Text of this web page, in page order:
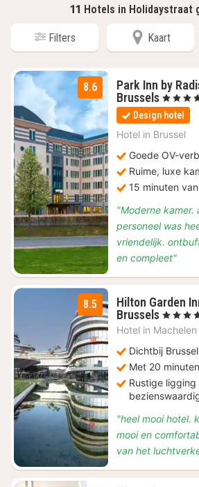
11 Hotels in Holidaystraat
Filters Kaart
8.6
Park Inn by
Brussels1
nacht
vanaf
€
, 4
Design hotel
Hotel in Brussel
Goede OV-
Ruime, luxe
15 minuten
"Moderne kamer.
personeel was
vriendelijk.
en compleet"
8.5
Hilton Garden
Brussels2
nachten
€
94
, 4
Hotel in Machelen
Dichtbij Brussel
Met 20
Rustige ligging
"heel mooi hotel.
mooi en
van het